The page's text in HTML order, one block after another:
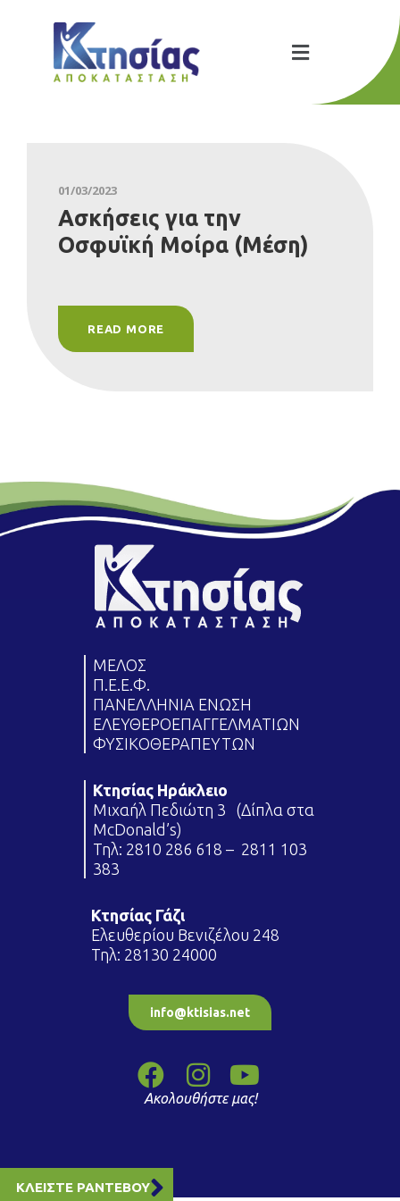
ΚΛΕΙΣΤΕ ΡΑΝΤΕΒΟΥ
01/03/2023
Ασκήσεις για την
Οσφυϊκή Μοίρα (Μέση)
READ MORE
ΜΕΛΟΣ
Π.Ε.Ε.Φ.
ΠΑΝΕΛΛΗΝΙΑ ΕΝΩΣΗ
ΕΛΕΥΘΕΡΟΕΠΑΓΓΕΛΜΑΤΙΩΝ
ΦΥΣΙΚΟΘΕΡΑΠΕΥΤΩΝ
Κτησίας Ηράκλειο
Μιχαήλ Πεδιώτη 3 (Δίπλα στα
McDonald’s)
Τηλ: 2810 286 618 – 2811 103
383
Κτησίας Γάζι
Ελευθερίου Βενιζέλου 248
Τηλ: 28130 24000
info@ktisias.net
Ακολουθήστε μας!